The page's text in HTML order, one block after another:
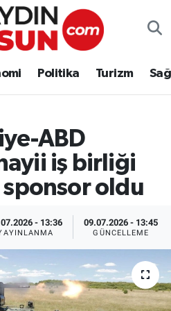
Politika Turizm
ABD
iş birliği
sponsor oldu
- 13:36 09.07.2026 - 13:45
GÜNCELLEME
ve Fikstür